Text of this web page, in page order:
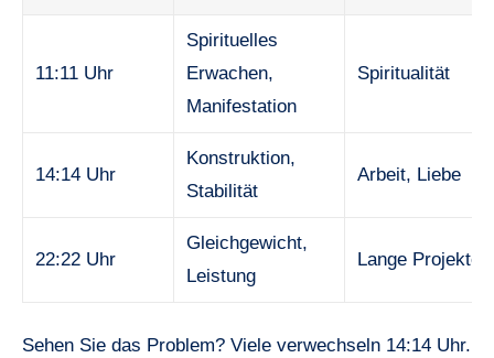
11:11 Uhr
Spirituelles
Erwachen,
Manifestation
Spiritualität
14:14 Uhr
Konstruktion,
Stabilität
Arbeit, Liebe
22:22 Uhr
Gleichgewicht,
Leistung
Lange Projekte
Sehen Sie das Problem? Viele verwechseln 14:14 Uhr.